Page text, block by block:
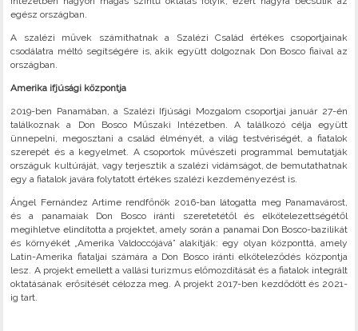
egész országban.
A szalézi művek számíthatnak a Szalézi Család értékes csoportjainak
csodálatra méltó segítségére is, akik együtt dolgoznak Don Bosco fiaival az
országban.
Amerika ifjúsági központja
2019-ben Panamában, a Szalézi Ifjúsági Mozgalom csoportjai január 27-én
találkoznak a Don Bosco Műszaki Intézetben. A találkozó célja együtt
ünnepelni, megosztani a család élményét, a világ testvériségét, a fiatalok
szerepét és a kegyelmet. A csoportok művészeti programmal bemutatják
országuk kultúráját, vagy terjesztik a szalézi vidámságot, de bemutathatnak
egy a fiatalok javára folytatott értékes szalézi kezdeményezést is.
Ángel Fernández Artime rendfőnök 2016-ban látogatta meg Panamavárost,
és a panamaiak Don Bosco iránti szeretetétől és elkötelezettségétől
megihletve elindította a projektet, amely során a panamai Don Bosco-bazilikát
és környékét „Amerika Valdoccójává” alakítják: egy olyan központtá, amely
Latin-Amerika fiataljai számára a Don Bosco iránti elköteleződés központja
lesz. A projekt emellett a vallási turizmus előmozdítását és a fiatalok integrált
oktatásának erősítését célozza meg. A projekt 2017-ben kezdődött és 2021-
ig tart.